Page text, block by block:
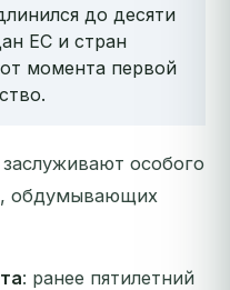
до десяти
ЕС и стран
момента первой
особого
обдумывающих
: ранее пятилетний